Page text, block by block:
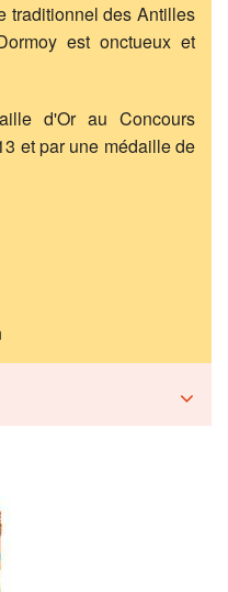
traditionnel des Antilles
est onctueux et
d'Or au Concours
et par une médaille de